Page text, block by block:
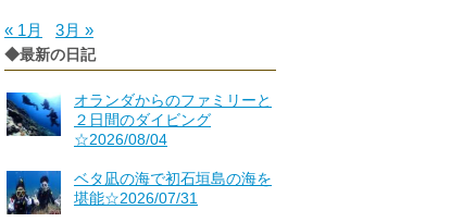
« 1月 3月 »
◆最新の日記
オランダからのファミリーと
２日間のダイビング
☆2026/08/04
ベタ凪の海で初石垣島の海を
堪能☆2026/07/31